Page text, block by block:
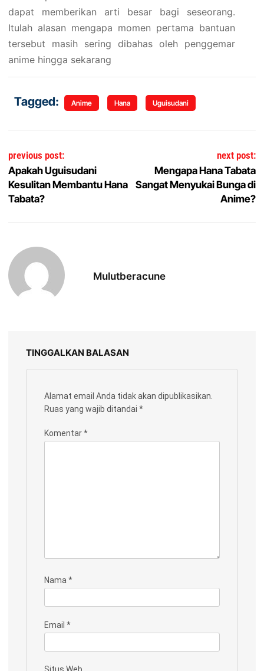
dapat memberikan arti besar bagi seseorang.
Itulah alasan mengapa momen pertama bantuan
tersebut masih sering dibahas oleh penggemar
anime hingga sekarang
Tagged: Anime Hana Uguisudani
Navigasi pos
previous post:
Apakah Uguisudani
Kesulitan Membantu Hana
Tabata?
next post:
Mengapa Hana Tabata
Sangat Menyukai Bunga di
Anime?
Mulutberacune
TINGGALKAN BALASAN
Alamat email Anda tidak akan dipublikasikan.
Ruas yang wajib ditandai *
Komentar*
Nama*
Email *